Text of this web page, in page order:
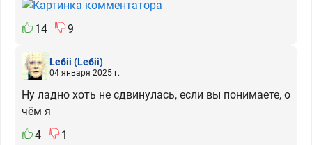
14 9
Le6ii (Le6ii)
04 января 2025 г.
Ну ладно хоть не сдвинулась, если вы понимаете, о
чём я
4
1